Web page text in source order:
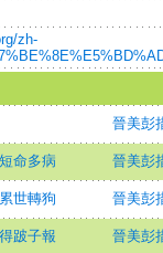
zh-
晉美彭
命多病 晉美彭
世轉狗 晉美彭
跛子報 晉美彭